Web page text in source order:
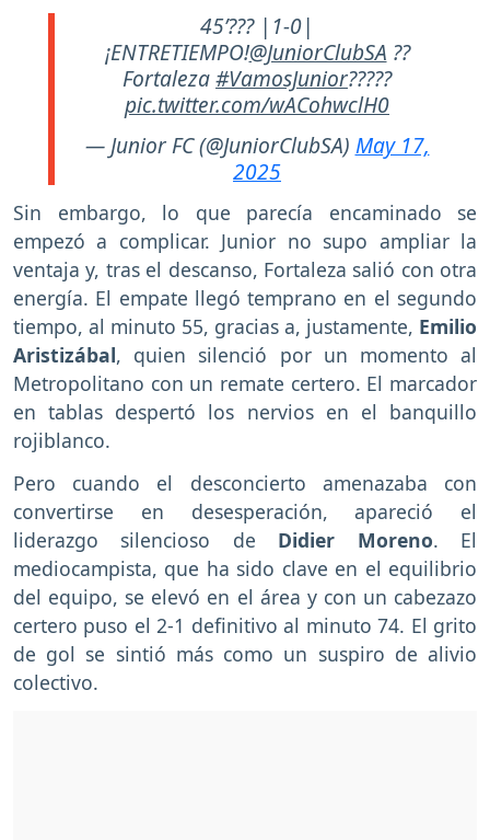
45’??? |1-0|
¡ENTRETIEMPO!@JuniorClubSA ??
Fortaleza#VamosJunior?????
pic.twitter.com/wACohwclH0
— Junior FC (@JuniorClubSA) May 17,
2025
Sin embargo, lo que parecía encaminado se
empezó a complicar. Junior no supo ampliar la
ventaja y, tras el descanso, Fortaleza salió con otra
energía. El empate llegó temprano en el segundo
tiempo, al minuto 55, gracias a, justamente, Emilio
Aristizábal, quien silenció por un momento al
Metropolitano con un remate certero. El marcador
en tablas despertó los nervios en el banquillo
rojiblanco.
Pero cuando el desconcierto amenazaba con
convertirse en desesperación, apareció el
liderazgo silencioso de Didier Moreno. El
mediocampista, que ha sido clave en el equilibrio
del equipo, se elevó en el área y con un cabezazo
certero puso el 2-1 definitivo al minuto 74. El grito
de gol se sintió más como un suspiro de alivio
colectivo.